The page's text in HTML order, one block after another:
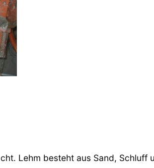
Lehm besteht aus Sand,